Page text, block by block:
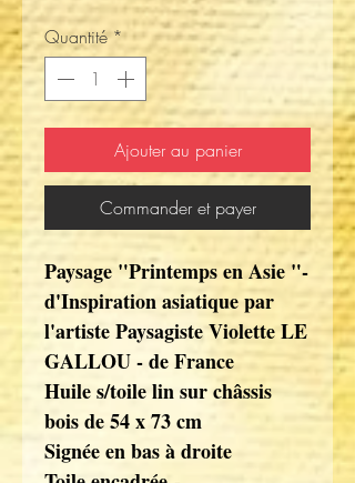
Quantité *
Ajouter au panier
Commander et payer
Paysage "Printemps en Asie "-
d'Inspiration asiatique par
l'artiste Paysagiste Violette LE
GALLOU - de France
Huile s/toile lin sur châssis
bois de 54 x 73 cm
Signée en bas à droite